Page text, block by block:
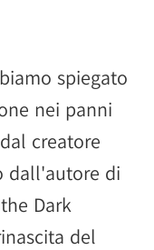
spiegato
nei panni
creatore
dall'autore di
Dark
del